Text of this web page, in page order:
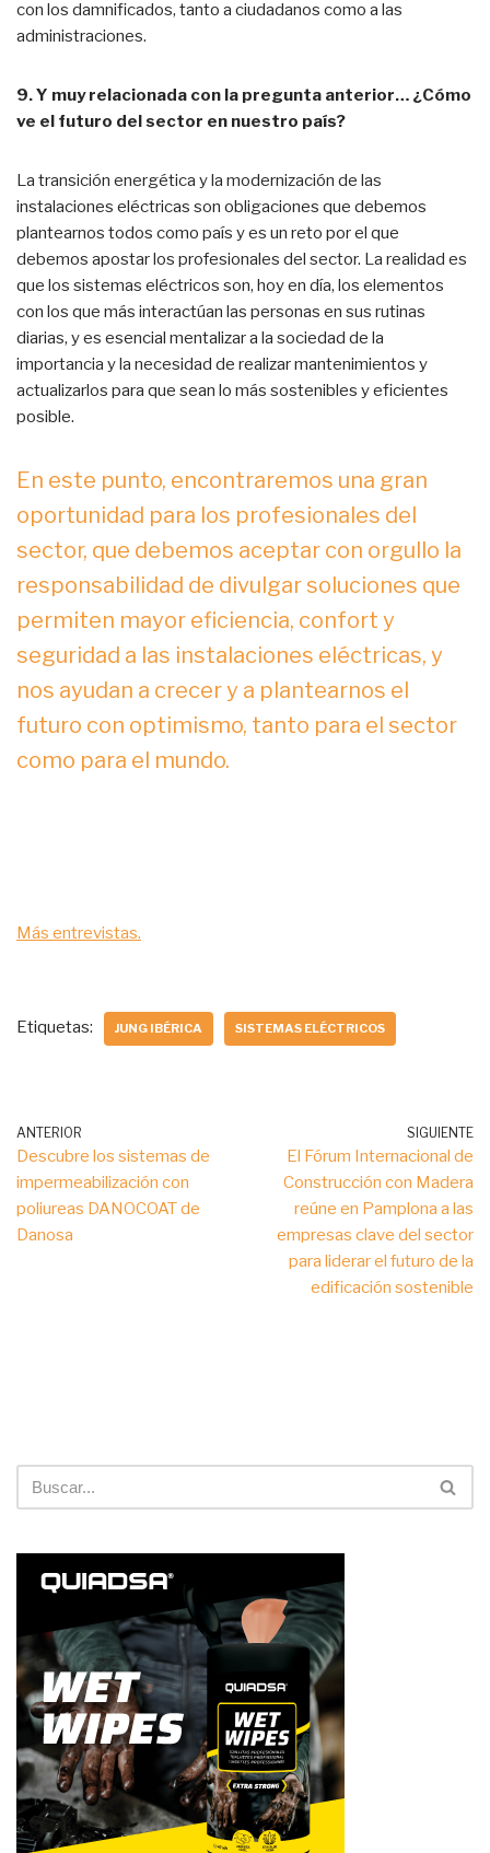
con los damnificados, tanto a ciudadanos como a las
administraciones.
9. Y muy relacionada con la pregunta anterior… ¿Cómo
ve el futuro del sector en nuestro país?
La transición energética y la modernización de las
instalaciones eléctricas son obligaciones que debemos
plantearnos todos como país y es un reto por el que
debemos apostar los profesionales del sector. La realidad es
que los sistemas eléctricos son, hoy en día, los elementos
con los que más interactúan las personas en sus rutinas
diarias, y es esencial mentalizar a la sociedad de la
importancia y la necesidad de realizar mantenimientos y
actualizarlos para que sean lo más sostenibles y eficientes
posible.
En este punto, encontraremos una gran
oportunidad para los profesionales del
sector, que debemos aceptar con orgullo la
responsabilidad de divulgar soluciones que
permiten mayor eficiencia, confort y
seguridad a las instalaciones eléctricas, y
nos ayudan a crecer y a plantearnos el
futuro con optimismo, tanto para el sector
como para el mundo.
Más entrevistas.
Etiquetas: JUNG IBÉRICA SISTEMAS ELÉCTRICOS
ANTERIOR
Descubre los sistemas de
impermeabilización con
poliureas DANOCOAT de
Danosa
SIGUIENTE
El Fórum Internacional de
Construcción con Madera
reúne en Pamplona a las
empresas clave del sector
para liderar el futuro de la
edificación sostenible